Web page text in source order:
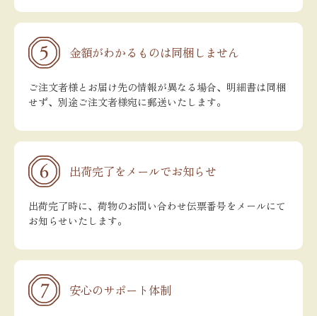
金額がわかるものは同梱しません
ご注文者様とお届け先の情報が異なる場合、明細書は同梱
せず、別途ご注文者様宛に郵送いたします。
出荷完了をメールでお知らせ
出荷完了時に、荷物のお問い合わせ伝票番号をメールにて
お知らせいたします。
安心のサポート体制